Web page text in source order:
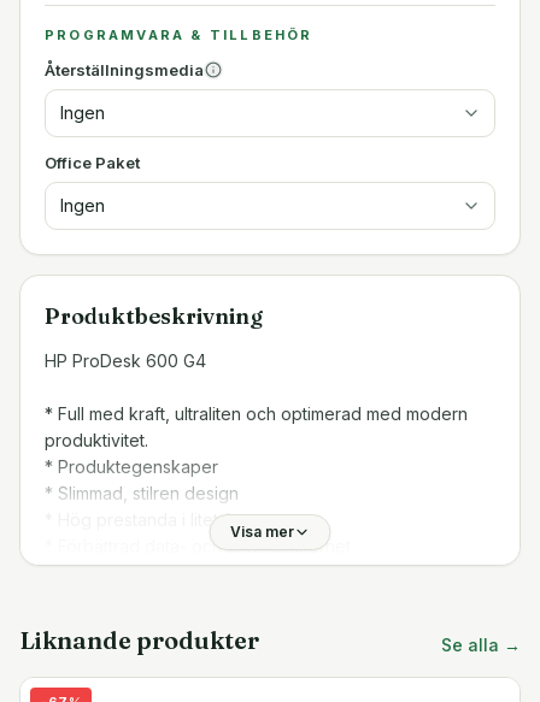
PROGRAMVARA & TILLBEHÖR
Återställningsmedia
Ingen
Office Paket
Ingen
Produktbeskrivning
HP ProDesk 600 G4
* Full med kraft, ultraliten och optimerad med modern
produktivitet.
* Produktegenskaper
* Slimmad, stilren design
* Hög prestanda i litet format
* Förbättrad data- och enhetssäkerhet
* Skydd på hårdvarunivå
Minska utrymmet som krävs med en dator som får plats
bakom och strömförsörjs av en HP EliteDisplay. Placera i
Visa mer
Liknande produkter Se alla →